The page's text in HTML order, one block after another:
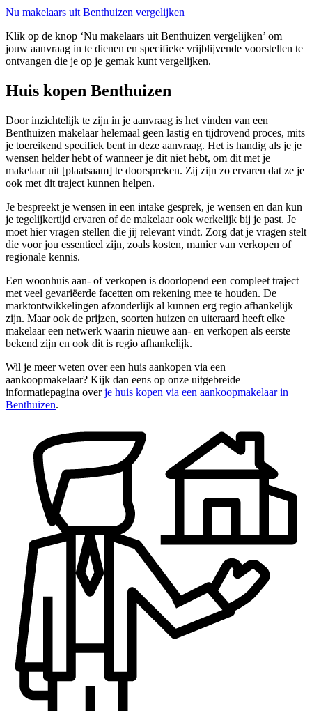
Nu makelaars uit Benthuizen vergelijken
Klik op de knop ‘Nu makelaars uit Benthuizen vergelijken’ om
jouw aanvraag in te dienen en specifieke vrijblijvende voorstellen te
ontvangen die je op je gemak kunt vergelijken.
Huis kopen Benthuizen
Door inzichtelijk te zijn in je aanvraag is het vinden van een
Benthuizen makelaar helemaal geen lastig en tijdrovend proces, mits
je toereikend specifiek bent in deze aanvraag. Het is handig als je je
wensen helder hebt of wanneer je dit niet hebt, om dit met je
makelaar uit [plaatsaam] te doorspreken. Zij zijn zo ervaren dat ze je
ook met dit traject kunnen helpen.
Je bespreekt je wensen in een intake gesprek, je wensen en dan kun
je tegelijkertijd ervaren of de makelaar ook werkelijk bij je past. Je
moet hier vragen stellen die jij relevant vindt. Zorg dat je vragen stelt
die voor jou essentieel zijn, zoals kosten, manier van verkopen of
regionale kennis.
Een woonhuis aan- of verkopen is doorlopend een compleet traject
met veel gevariëerde facetten om rekening mee te houden. De
marktontwikkelingen afzonderlijk al kunnen erg regio afhankelijk
zijn. Maar ook de prijzen, soorten huizen en uiteraard heeft elke
makelaar een netwerk waarin nieuwe aan- en verkopen als eerste
bekend zijn en ook dit is regio afhankelijk.
Wil je meer weten over een huis aankopen via een
aankoopmakelaar? Kijk dan eens op onze uitgebreide
informatiepagina overje huis kopen via een aankoopmakelaar in
Benthuizen.